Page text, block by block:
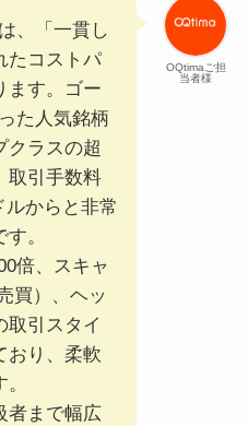
OQtimaご担
当者様
、「一貫し
たコストパ
ます。ゴー
た人気銘柄
クラスの超
取引手数料
ルからと非常
。
倍、スキャ
買）、ヘッ
取引スタイ
おり、柔軟
者まで幅広